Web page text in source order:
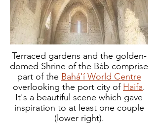
Terraced gardens and the golden-
domed Shrine of the Báb comprise
part of the Bahá'í World Centre
overlooking the port city of Haifa.
It's a beautiful scene which gave
inspiration to at least one couple
(lower right).